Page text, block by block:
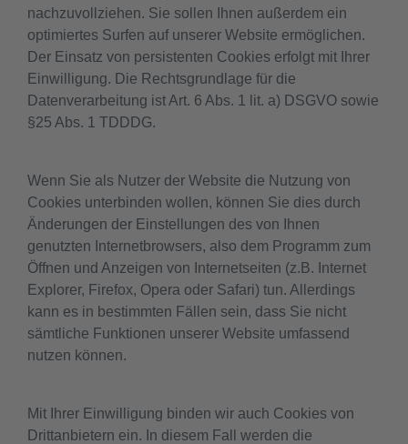
nachzuvollziehen. Sie sollen Ihnen außerdem ein
optimiertes Surfen auf unserer Website ermöglichen.
Der Einsatz von persistenten Cookies erfolgt mit Ihrer
Einwilligung. Die Rechtsgrundlage für die
Datenverarbeitung ist Art. 6 Abs. 1 lit. a) DSGVO sowie
§25 Abs. 1 TDDDG.
Wenn Sie als Nutzer der Website die Nutzung von
Cookies unterbinden wollen, können Sie dies durch
Änderungen der Einstellungen des von Ihnen
genutzten Internetbrowsers, also dem Programm zum
Öffnen und Anzeigen von Internetseiten (z.B. Internet
Explorer, Firefox, Opera oder Safari) tun. Allerdings
kann es in bestimmten Fällen sein, dass Sie nicht
sämtliche Funktionen unserer Website umfassend
nutzen können.
Mit Ihrer Einwilligung binden wir auch Cookies von
Drittanbietern ein. In diesem Fall werden die